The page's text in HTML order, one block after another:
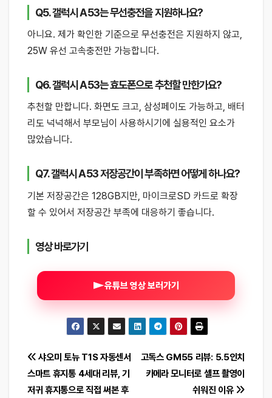
Q5. 갤럭시 A53는 무선충전을 지원하나요?
아니요. 제가 확인한 기준으로 무선충전은 지원하지 않고,
25W 유선 고속충전만 가능합니다.
Q6. 갤럭시 A53는 효도폰으로 추천할 만한가요?
추천할 만합니다. 화면도 크고, 삼성페이도 가능하고, 배터
리도 넉넉해서 부모님이 사용하시기에 실용적인 요소가
많았습니다.
Q7. 갤럭시 A53 저장공간이 부족하면 어떻게 하나요?
기본 저장공간은 128GB지만, 마이크로SD 카드로 확장
할 수 있어서 저장공간 부족에 대응하기 좋습니다.
영상 바로가기
유튜브 영상 보러가기
글
탐
고독스 GM55 리뷰: 5.5인치
카메라 모니터로 셀프 촬영이
쉬워진 이유
샤오미 토뉴 T1S 자동센서
스마트 휴지통 4세대 리뷰, 기
저귀 휴지통으로 직접 써본 후